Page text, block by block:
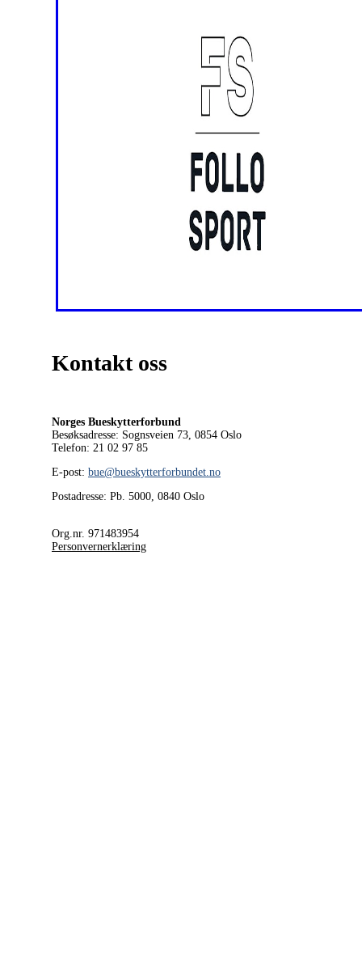
Kontakt oss
Norges Bueskytterforbund
Besøksadresse: Sognsveien 73, 0854 Oslo
Telefon: 21 02 97 85
E-post: bue@bueskytterforbundet.no
Postadresse: Pb. 5000, 0840 Oslo
Org.nr. 971483954
Personvernerklæring